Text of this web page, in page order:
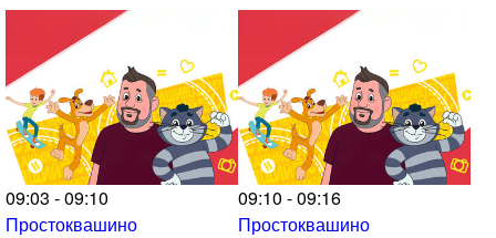
09:03 - 09:10
Простоквашино
09:10 - 09:16
Простоквашино